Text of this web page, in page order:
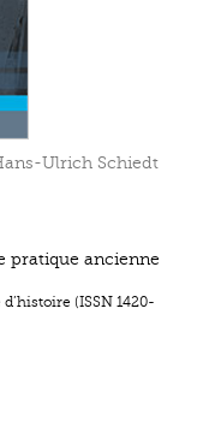
Ulrich Schiedt
pratique ancienne
(ISSN 1420-